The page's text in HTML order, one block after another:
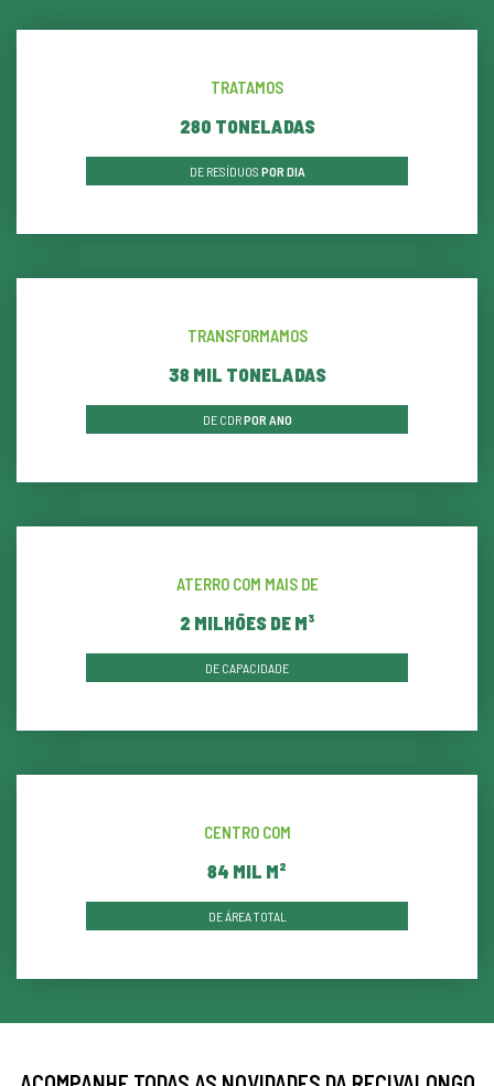
TRATAMOS
290 TONELADAS
DE RESÍDUOS POR DIA
TRANSFORMAMOS
39 MIL TONELADAS
DE CDRPOR ANO
ATERRO COM MAIS DE
2 MILHÕES DE M³
DE CAPACIDADE
CENTRO COM
87 MIL M²
DE ÁREA TOTAL